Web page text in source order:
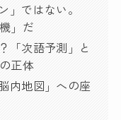
」ではない。
」だ
「次語予測」と
正体
内地図」への座